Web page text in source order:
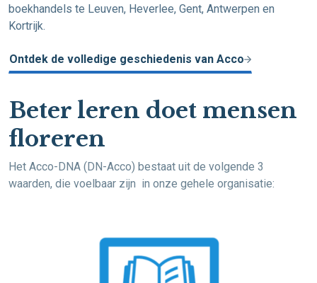
boekhandels te Leuven, Heverlee, Gent, Antwerpen en
Kortrijk.
Ontdek de volledige geschiedenis van Acco
Beter leren doet mensen
floreren
Het Acco-DNA (DN-Acco) bestaat uit de volgende 3
waarden, die voelbaar zijn in onze gehele organisatie: